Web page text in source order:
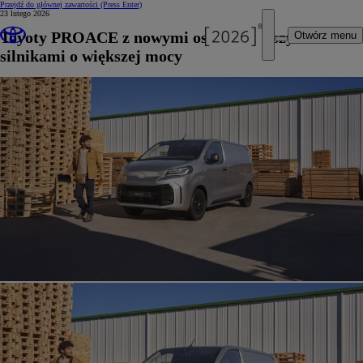
Przejdź do głównej zawartości (Press Enter)
Otwórz menu
23 lutego 2026
Toyoty PROACE z nowymi oszczędniejszymi
silnikami o większej mocy